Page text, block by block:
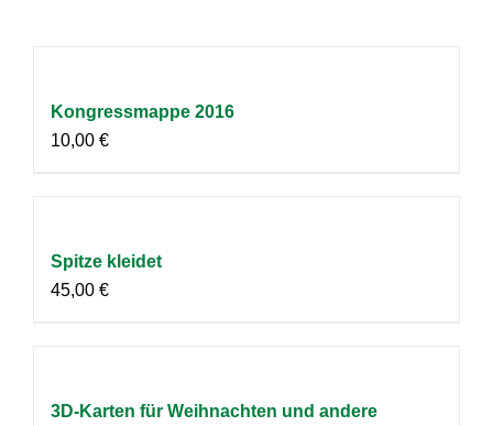
Kongressmappe 2016
10,00 €
Spitze kleidet
45,00 €
3D-Karten für Weihnachten und andere